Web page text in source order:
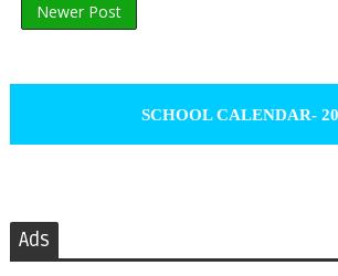
Newer Post
SCHOOL CALENDAR-
Ads